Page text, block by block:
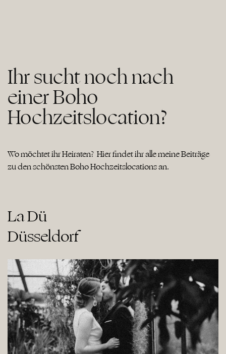
Ihr sucht noch nach
einer Boho
Hochzeitslocation?
Wo möchtet ihr Heiraten? Hier findet ihr alle meine Beiträge
zu den schönsten Boho Hochzeitslocations an.
La Dü
Düsseldorf